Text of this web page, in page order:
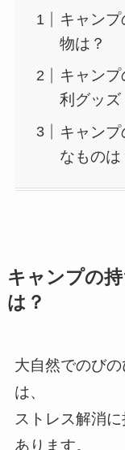
キャン
物は？
キャン
利グッズ
キャン
なものは
キャンプの
は？
大自然でのび
は、
ストレス解消
あります。